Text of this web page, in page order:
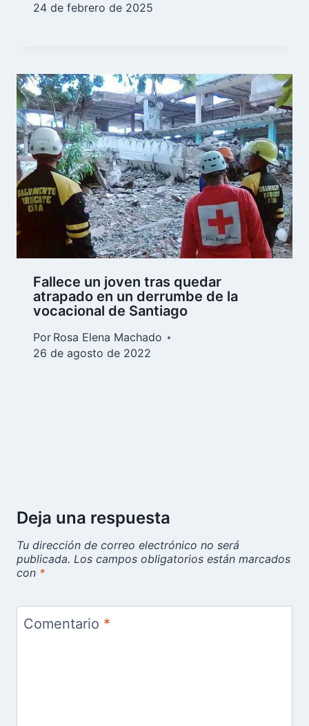
24 de febrero de 2025
Fallece un joven tras quedar
atrapado en un derrumbe de la
vocacional de Santiago
Por Rosa Elena Machado
26 de agosto de 2022
Deja una respuesta
Tu dirección de correo electrónico no será
publicada. Los campos obligatorios están marcados
con *
Comentario *